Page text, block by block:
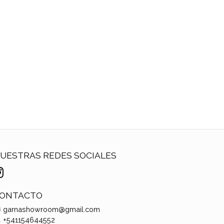
REDES SOCIALES
garnashowroom@gmail.com
+541154644552